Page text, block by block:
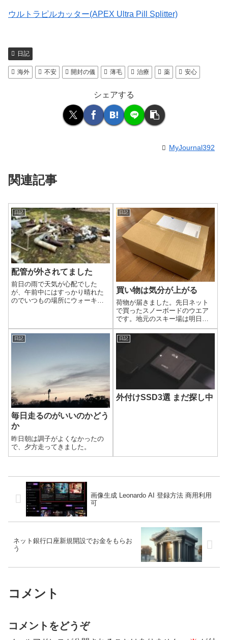
ウルトラピルカッター(APEX Ultra Pill Splitter)
日記
海外 不安 開封の儀 薄毛 治療 薬 安心
シェアする
MyJournal392
関連記事
日記
配管が外されてました
前日の雨で天気が心配でした
が、午前中にはすっかり晴れた
のでいつもの場所にウォーキン
日記
買い物は気分が上がる
荷物が届きました。先日ネット
で買ったスノーボードのウエア
です。地元のスキー場は明日オ
ープン予定だそうで、今日は圧
雪作業中のようです。明日は行
きませんが、これでいつでも滑
りに行けます。買い物すると気
分が上がりますね。今日も荷物
が届く予定です。
日記
毎日走るのがいいのかどう
か
昨日朝は調子がよくなかったの
で、夕方走ってきました。
日記
外付けSSD3選 まだ探し中
画像生成 Leonardo AI 登録方法 商用利用
可
ネット銀行口座新規開設でお金をもらお
う
コメント
コメントをどうぞ